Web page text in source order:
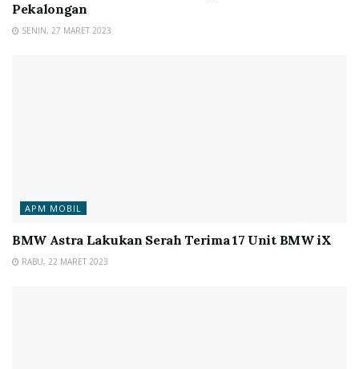
Pekalongan
SENIN, 27 MARET 2023
APM MOBIL
BMW Astra Lakukan Serah Terima 17 Unit BMW iX
RABU, 22 MARET 2023